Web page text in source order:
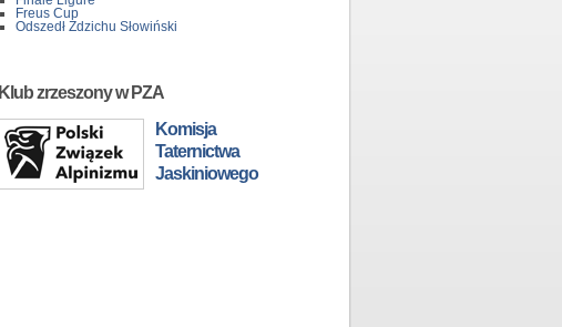
Freus Cup
Odszedł Zdzichu Słowiński
Klub zrzeszony w PZA
Komisja
Taternictwa
Jaskiniowego